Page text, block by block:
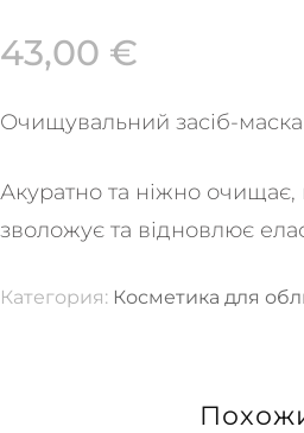
43,00 €
Очищувальний засіб-маска
Акуратно та ніжно очищає,
зволожує та відновлює
Категория: Косметика для